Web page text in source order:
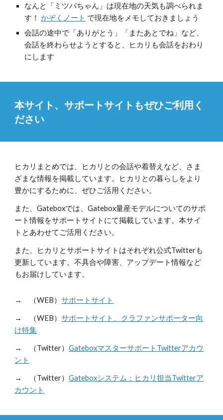
なんと「ミツバちゃん」は現在地の天気も調べられま
す！かぞくノート で現在地をメモしておきましょう
会話の途中で「ありがとう」「またあとでね」など、
会話を終わらせようとすると、ヒカリも会話をおわり
にします
本サイト、サポートサイトもぜひご利用く
ださい
ヒカリまとめでは、ヒカリとの会話や着替えなど、さま
ざまな情報を掲載しています。ヒカリとの暮らしをより
豊かにするために、ぜひご活用ください。
また、Gateboxでは、Gatebox量産モデルについてのサポ
ート情報をサポートサイトにて掲載しています。本サイ
トとあわせてご活用ください。
また、ヒカリとサポートサイトはそれぞれ公式Twitterも
更新しています。不具合や障害、アップデート情報など
もお届けしています。
→ （WEB）サポートサイト
→ （WEB）サポートサイト、クラファンサポーター向
け特集
→ （Twitter）GateboxマスターサポートTwitterアカウ
ント
→ （Twitter）Gateboxシステム： ヒカリ担当Twitterア
カウント